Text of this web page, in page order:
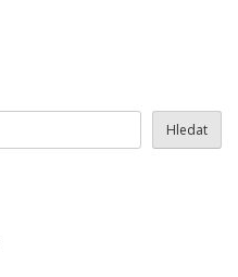
Hledat